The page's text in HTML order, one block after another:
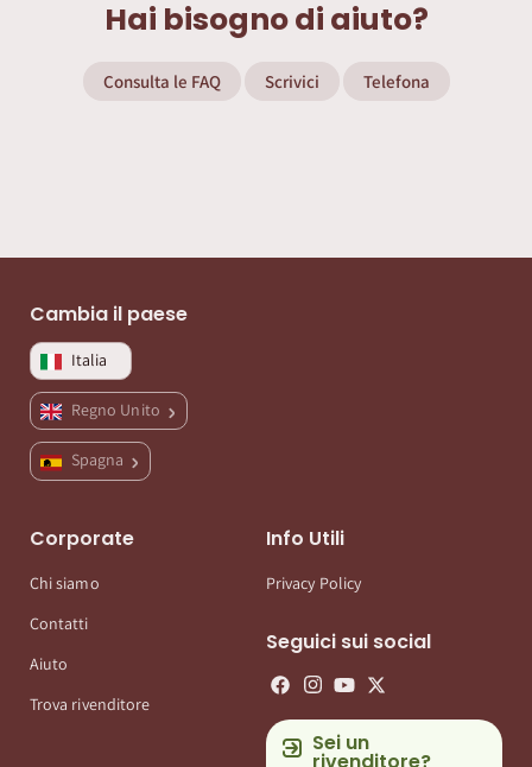
Hai bisogno di aiuto?
Consulta le FAQ Scrivici Telefona
Cambia il paese
Italia
Regno Unito
Spagna
Corporate
Chi siamo
Contatti
Aiuto
Trova rivenditore
Info Utili
Privacy Policy
Seguici sui social
Sei un